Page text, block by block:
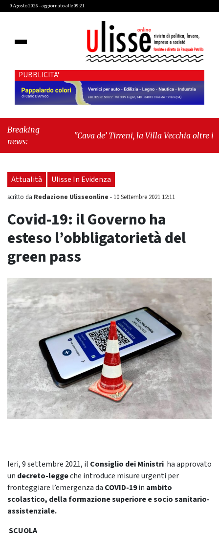
9 Agosto 2026 - aggiornato alle 09:21
PUBBLICITA'
Breaking
news:
"Cava de’ Tirreni, la Villa Vecchia oltre i
seduta consiliare: “Serve chiarezza!”"
Attualità Ulisse In Evidenza
scritto da Redazione Ulisseonline - 10 Settembre 2021 12:11
Covid-19: il Governo ha
esteso l’obbligatorietà del
green pass
Ieri, 9 settembre 2021, il Consiglio dei Ministri ha approvato
un decreto-leggeche introduce misure urgenti per
fronteggiare l’emergenza da COVID-19in ambito
scolastico, della formazione superiore e socio sanitario-
assistenziale.
SCUOLA